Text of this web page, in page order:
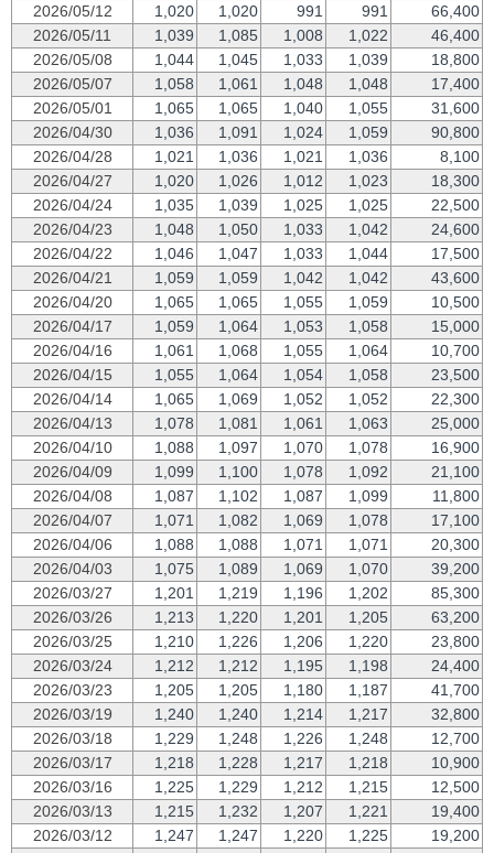
2026/05/12
1,020 1,020 991 991
66,400
2026/05/11
1,039 1,085 1,008 1,022
46,400
2026/05/08
1,044 1,045 1,033 1,039
18,800
2026/05/07
1,058 1,061 1,048 1,048
17,400
2026/05/01
1,065 1,065 1,040 1,055
31,600
2026/04/30
1,036 1,091 1,024 1,059
90,800
2026/04/28
1,021 1,036 1,021 1,036
8,100
2026/04/27
1,020 1,026 1,012 1,023
18,300
2026/04/24
1,035 1,039 1,025 1,025
22,500
2026/04/23
1,048 1,050 1,033 1,042
24,600
2026/04/22
1,046 1,047 1,033 1,044
17,500
2026/04/21
1,059 1,059 1,042 1,042
43,600
2026/04/20
1,065 1,065 1,055 1,059
10,500
2026/04/17
1,059 1,064 1,053 1,058
15,000
2026/04/16
1,061 1,068 1,055 1,064
10,700
2026/04/15
1,055 1,064 1,054 1,058
23,500
2026/04/14
1,065 1,069 1,052 1,052
22,300
2026/04/13
1,078 1,081 1,061 1,063
25,000
2026/04/10
1,088 1,097 1,070 1,078
16,900
2026/04/09
1,099 1,100 1,078 1,092
21,100
2026/04/08
1,087 1,102 1,087 1,099
11,800
2026/04/07
1,071 1,082 1,069 1,078
17,100
2026/04/06
1,088 1,088 1,071 1,071
20,300
2026/04/03
1,075 1,089 1,069 1,070
39,200
2026/03/27
1,201 1,219 1,196 1,202
85,300
2026/03/26
1,213 1,220 1,201 1,205
63,200
2026/03/25
1,210 1,226 1,206 1,220
23,800
2026/03/24
1,212 1,212 1,195 1,198
24,400
2026/03/23
1,205 1,205 1,180 1,187
41,700
2026/03/19
1,240 1,240 1,214 1,217
32,800
2026/03/18
1,229 1,248 1,226 1,248
12,700
2026/03/17
1,218 1,228 1,217 1,218
10,900
2026/03/16
1,225 1,229 1,212 1,215
12,500
2026/03/13
1,215 1,232 1,207 1,221
19,400
2026/03/12
1,247 1,247 1,220 1,225
19,200